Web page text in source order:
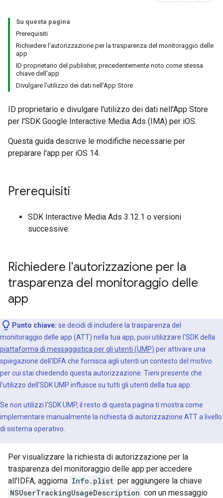
Su questa pagina
Prerequisiti
Richiedere l'autorizzazione per la trasparenza del monitoraggio delle
app
ID proprietario del publisher, precedentemente noto come stessa
chiave dell'app
Divulgare l'utilizzo dei dati nell'App Store
ID proprietario e divulgare l'utilizzo dei dati nell'App Store
per l'SDK Google Interactive Media Ads (IMA) per iOS.
Questa guida descrive le modifiche necessarie per
preparare l'app per iOS 14.
Prerequisiti
SDK Interactive Media Ads 3.12.1 o versioni
successive.
Richiedere l'autorizzazione per la
trasparenza del monitoraggio delle
app
Punto chiave: se decidi di includere la trasparenza del
monitoraggio delle app (ATT) nella tua app, puoi utilizzare l'SDK della
piattaforma di messaggistica per gli utenti (UMP) per attivare una
spiegazione dell'IDFA che fornisca agli utenti un contesto del motivo
per cui stai chiedendo questa autorizzazione. Tieni presente che
l'utilizzo dell'SDK UMP influisce su tutti gli utenti della tua app.
Se non utilizzi l'SDK UMP, il resto di questa pagina ti mostra come
implementare manualmente la richiesta di autorizzazione ATT a livello
di sistema operativo.
Per visualizzare la richiesta di autorizzazione per la
trasparenza del monitoraggio delle app per accedere
all'IDFA, aggiorna Info.plist per aggiungere la chiave
NSUserTrackingUsageDescription con un messaggio